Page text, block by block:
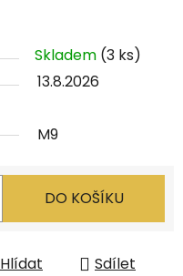
Skladem (3 ks)
13.8.2026
M9
DO KOŠÍKU
Hlídat Sdílet